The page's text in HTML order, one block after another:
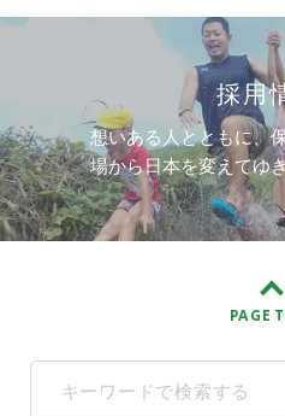
採用
想いある人とともに、
場から日本を変えてゆ
PAGE